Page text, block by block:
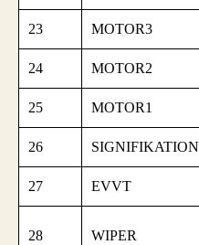
23 MOTOR3
24 MOTOR2
25 MOTOR1
26 SIGNIFIKATION
27 EVVT
28 WIPER